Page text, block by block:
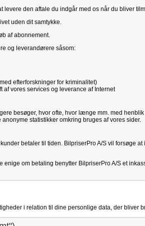
den aftale du indgår med os når du bliver
uden dit samtykke.
af abonnement.
og leverandørere såsom:
efterforskninger for kriminalitet)
af vores services og leverance af Internet
besøger, hvor ofte, hvor længe mm. med
statistikker omkring bruges af vores sider.
betaler til tiden. BilpriserPro A/S vil forsøge
enige om betaling benytter BilpriserPro A/S et
i relation til dine personlige data, der bliver